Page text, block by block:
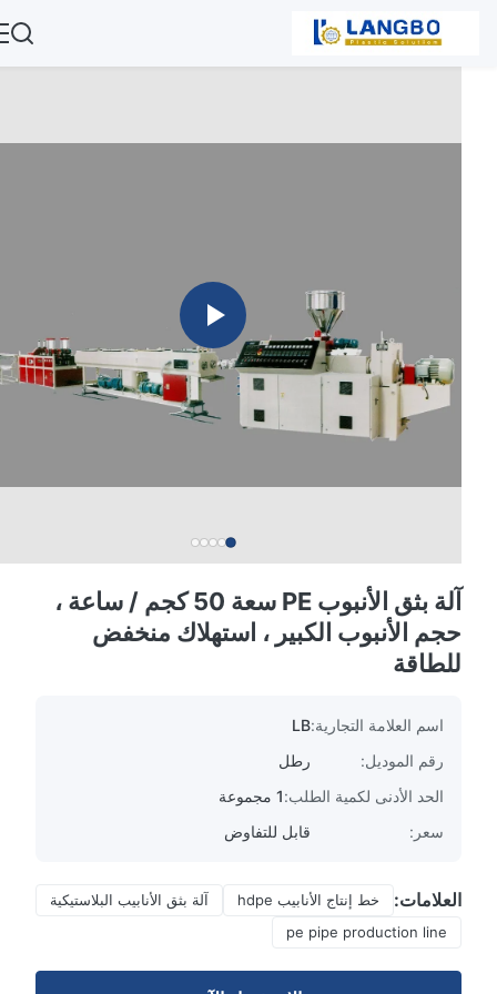
آلة بثق الأنبوب PE سعة 50 كجم / ساعة ،
حجم الأنبوب الكبير ، استهلاك منخفض
للطاقة
اسم العلامة التجارية:LB
رقم الموديل:
الحد الأدنى لكمية الطلب:1 مجموعة
قابل للتفاوض
العلامات: خط إنتاج الأنابيب hdpe
آلة بثق الأنابيب البلاستيكية
pe pipe production line